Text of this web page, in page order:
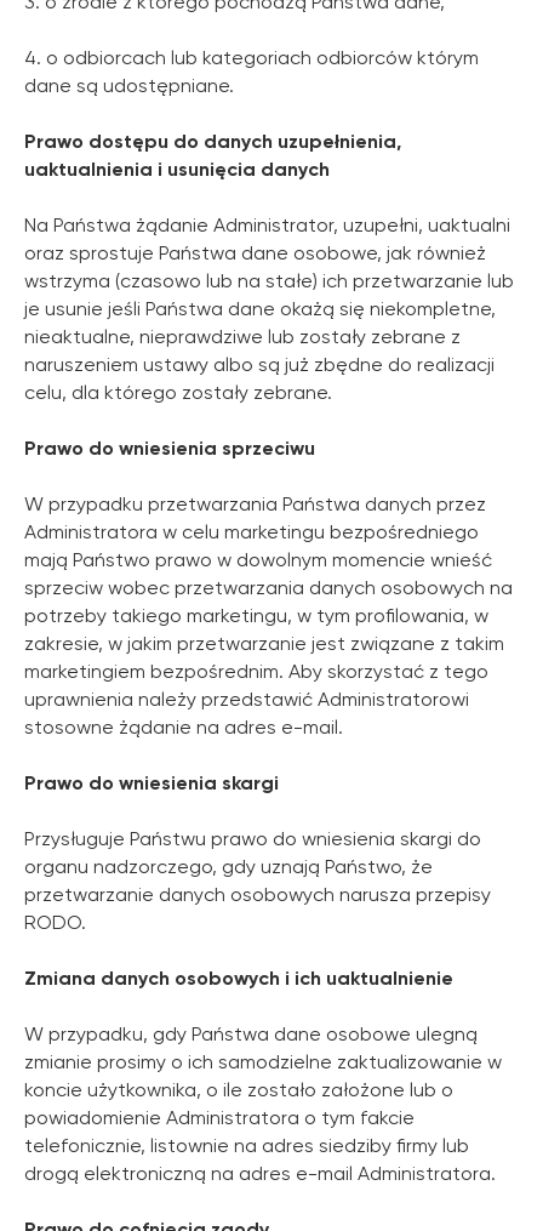
4. o odbiorcach lub kategoriach odbiorców którym
dane są udostępniane.
Prawo dostępu do danych uzupełnienia,
uaktualnienia i usunięcia danych
Na Państwa żądanie Administrator, uzupełni, uaktualni
oraz sprostuje Państwa dane osobowe, jak również
wstrzyma (czasowo lub na stałe) ich przetwarzanie lub
je usunie jeśli Państwa dane okażą się niekompletne,
nieaktualne, nieprawdziwe lub zostały zebrane z
naruszeniem ustawy albo są już zbędne do realizacji
celu, dla którego zostały zebrane.
Prawo do wniesienia sprzeciwu
W przypadku przetwarzania Państwa danych przez
Administratora w celu marketingu bezpośredniego
mają Państwo prawo w dowolnym momencie wnieść
sprzeciw wobec przetwarzania danych osobowych na
potrzeby takiego marketingu, w tym profilowania, w
zakresie, w jakim przetwarzanie jest związane z takim
marketingiem bezpośrednim. Aby skorzystać z tego
uprawnienia należy przedstawić Administratorowi
stosowne żądanie na adres e-mail.
Prawo do wniesienia skargi
Przysługuje Państwu prawo do wniesienia skargi do
organu nadzorczego, gdy uznają Państwo, że
przetwarzanie danych osobowych narusza przepisy
RODO.
Zmiana danych osobowych i ich uaktualnienie
W przypadku, gdy Państwa dane osobowe ulegną
zmianie prosimy o ich samodzielne zaktualizowanie w
koncie użytkownika, o ile zostało założone lub o
powiadomienie Administratora o tym fakcie
telefonicznie, listownie na adres siedziby firmy lub
drogą elektroniczną na adres e-mail Administratora.